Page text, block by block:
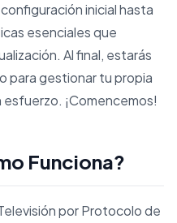
inicial hasta
esenciales que
Al final, estarás
para gestionar tu propia
¡Comencemos!
Funciona?
por Protocolo de